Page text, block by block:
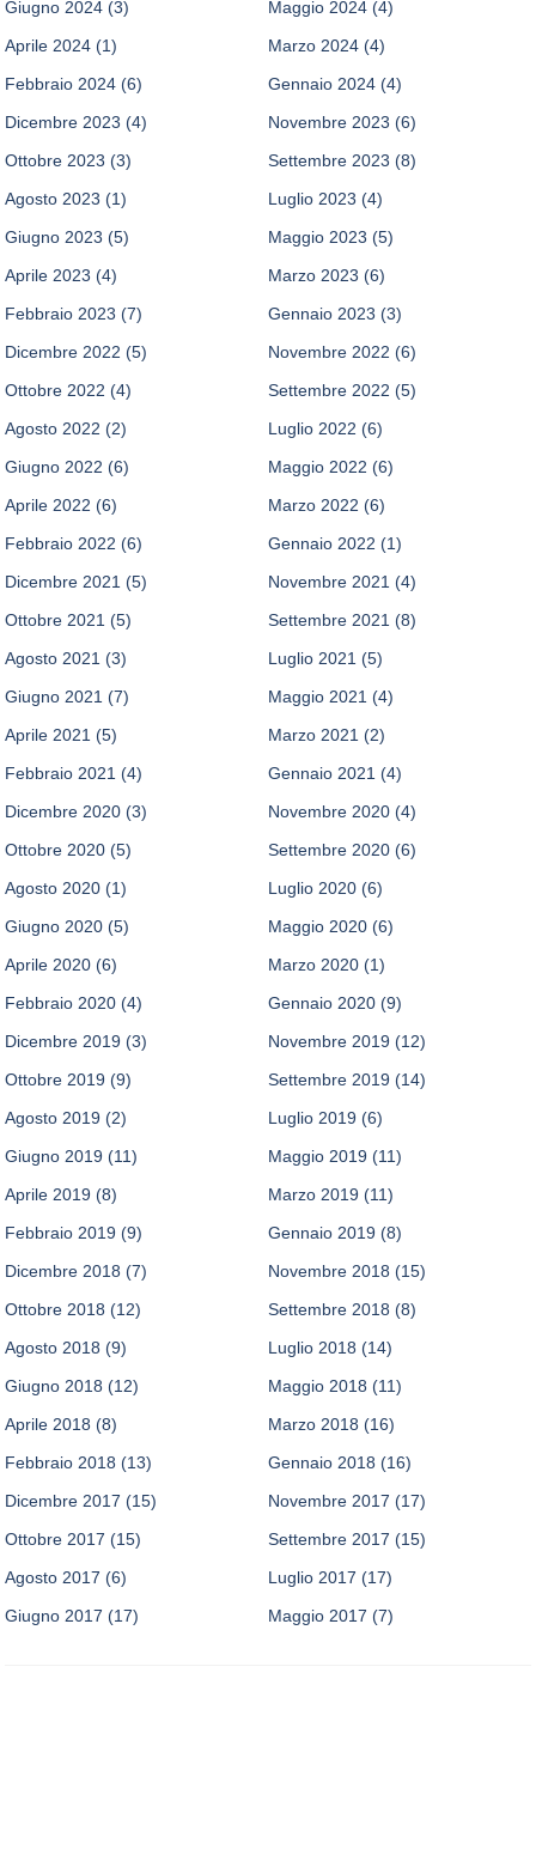
Giugno 2024 (3) Maggio 2024 (4)
Aprile 2024 (1) Marzo 2024 (4)
Febbraio 2024 (6) Gennaio 2024 (4)
Dicembre 2023 (4) Novembre 2023 (6)
Ottobre 2023 (3) Settembre 2023 (8)
Agosto 2023 (1) Luglio 2023 (4)
Giugno 2023 (5) Maggio 2023 (5)
Aprile 2023 (4) Marzo 2023 (6)
Febbraio 2023 (7) Gennaio 2023 (3)
Dicembre 2022 (5) Novembre 2022 (6)
Ottobre 2022 (4) Settembre 2022 (5)
Agosto 2022 (2) Luglio 2022 (6)
Giugno 2022 (6) Maggio 2022 (6)
Aprile 2022 (6) Marzo 2022 (6)
Febbraio 2022 (6) Gennaio 2022 (1)
Dicembre 2021 (5) Novembre 2021 (4)
Ottobre 2021 (5) Settembre 2021 (8)
Agosto 2021 (3) Luglio 2021 (5)
Giugno 2021 (7) Maggio 2021 (4)
Aprile 2021 (5) Marzo 2021 (2)
Febbraio 2021 (4) Gennaio 2021 (4)
Dicembre 2020 (3) Novembre 2020 (4)
Ottobre 2020 (5) Settembre 2020 (6)
Agosto 2020 (1) Luglio 2020 (6)
Giugno 2020 (5) Maggio 2020 (6)
Aprile 2020 (6) Marzo 2020 (1)
Febbraio 2020 (4) Gennaio 2020 (9)
Dicembre 2019 (3) Novembre 2019 (12)
Ottobre 2019 (9) Settembre 2019 (14)
Agosto 2019 (2) Luglio 2019 (6)
Giugno 2019 (11) Maggio 2019 (11)
Aprile 2019 (8) Marzo 2019 (11)
Febbraio 2019 (9) Gennaio 2019 (8)
Dicembre 2018 (7) Novembre 2018 (15)
Ottobre 2018 (12) Settembre 2018 (8)
Agosto 2018 (9) Luglio 2018 (14)
Giugno 2018 (12) Maggio 2018 (11)
Aprile 2018 (8) Marzo 2018 (16)
Febbraio 2018 (13) Gennaio 2018 (16)
Dicembre 2017 (15) Novembre 2017 (17)
Ottobre 2017 (15) Settembre 2017 (15)
Agosto 2017 (6) Luglio 2017 (17)
Giugno 2017 (17) Maggio 2017 (7)